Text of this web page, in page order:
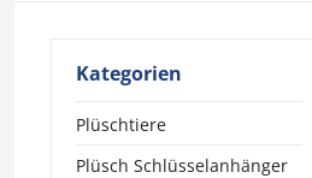
Kategorien
Plüschtiere
Plüsch Schlüsselanhänger